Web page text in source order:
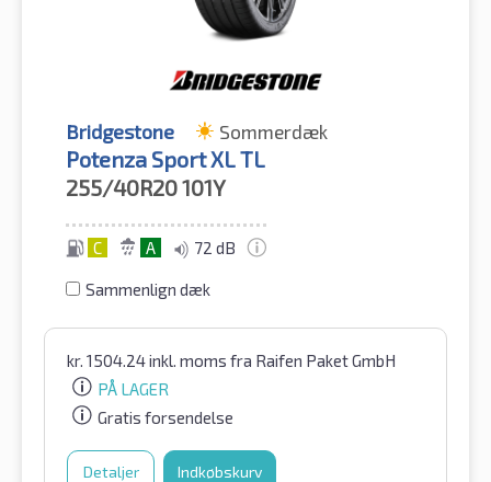
Bridgestone Sommerdæk
Potenza Sport XL TL
255/40R20101Y
C A 72 dB
Sammenlign dæk
kr. 1504.24inkl. moms fra Raifen Paket GmbH
PÅ LAGER
Gratis forsendelse
Detaljer Indkøbskurv